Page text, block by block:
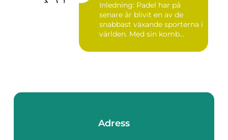
Inledning: Padel har på
senare år blivit en av de
snabbast växande sporterna i
världen. Med sin komb...
Adress